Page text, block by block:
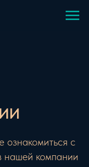
ознакомиться с
нашей компании